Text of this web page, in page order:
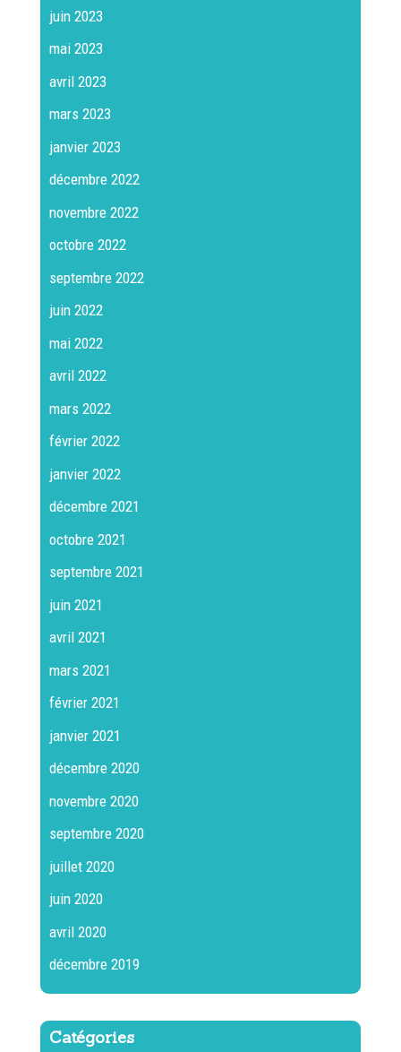
juin 2023
mai 2023
avril 2023
mars 2023
janvier 2023
décembre 2022
novembre 2022
octobre 2022
septembre 2022
juin 2022
mai 2022
avril 2022
mars 2022
février 2022
janvier 2022
décembre 2021
octobre 2021
septembre 2021
juin 2021
avril 2021
mars 2021
février 2021
janvier 2021
décembre 2020
novembre 2020
septembre 2020
juillet 2020
juin 2020
avril 2020
décembre 2019
Catégories